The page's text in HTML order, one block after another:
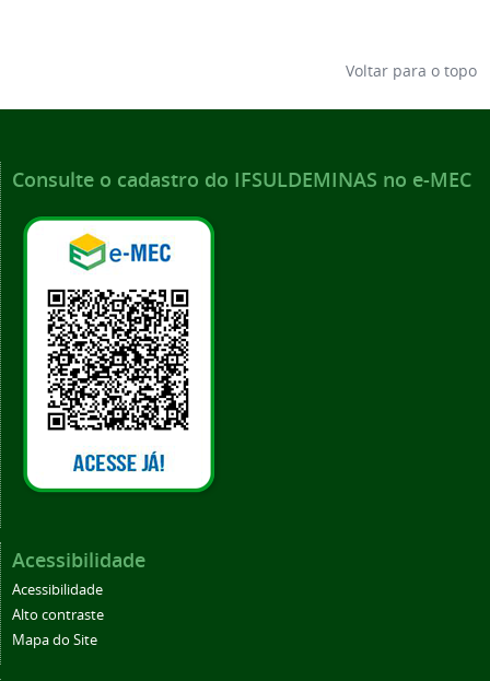
Voltar para o topo
Consulte o cadastro do IFSULDEMINAS no e-MEC
Acessibilidade
Acessibilidade
Alto contraste
Mapa do Site